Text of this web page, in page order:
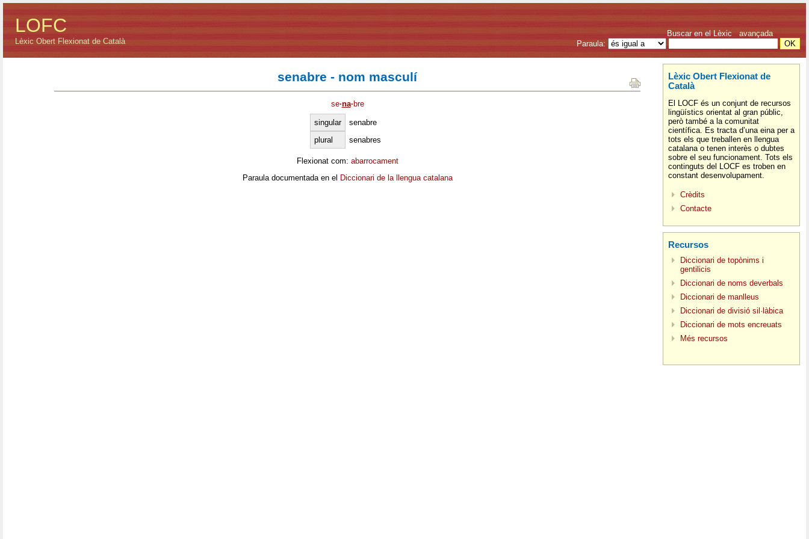
LOFC
Lèxic Obert Flexionat de Català
Buscar en el Lèxic avançada
Paraula:
senabre - nom masculí
se·na· bre
singular
senabre
plural
senabres
Flexionat com: abarrocament
Paraula documentada en el Diccionari de la llengua catalana
Lèxic Obert Flexionat de
Català
El LOCF és un conjunt de recursos
lingüístics orientat al gran públic,
però també a la comunitat
científica. Es tracta d’una eina per a
tots els que treballen en llengua
catalana o tenen interès o dubtes
sobre el seu funcionament. Tots els
continguts del LOCF es troben en
constant desenvolupament.
Crèdits
Contacte
Recursos
Diccionari de topònims i
gentilicis
Diccionari de noms deverbals
Diccionari de manlleus
Diccionari de divisió sil·làbica
Diccionari de mots encreuats
Més recursos